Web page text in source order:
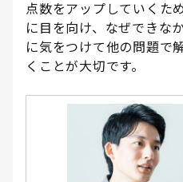
点数をアップしていくた
に目を向け、なぜできな
に気をつけて他の問題で
くことが大切です。